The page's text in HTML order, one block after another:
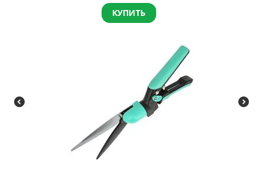
КУПИТЬ